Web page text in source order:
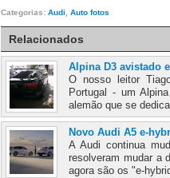
Categorias: Audi Auto fotos
Relacionados
Alpina D3 avistado
O nosso leitor
Portugal - um
alemão que se
Novo Audi A5 e-
A Audi continua
resolveram mudar a
agora são os "e-